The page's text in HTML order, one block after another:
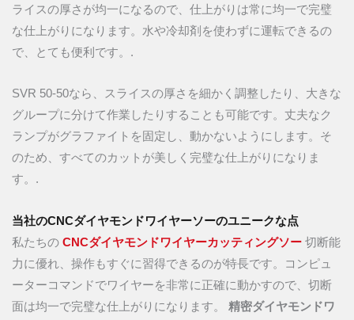
ライスの厚さが均一になるので、仕上がりは常に均一で完璧
な仕上がりになります。水や冷却剤を使わずに運転できるの
で、とても便利です。.
SVR 50-50なら、スライスの厚さを細かく調整したり、大きな
グループに分けて作業したりすることも可能です。丈夫なク
ランプがグラファイトを固定し、動かないようにします。そ
のため、すべてのカットが美しく完璧な仕上がりになりま
す。.
当社のCNCダイヤモンドワイヤーソーのユニークな点
私たちの CNCダイヤモンドワイヤーカッティングソー 切断能
力に優れ、操作もすぐに習得できるのが特長です。コンピュ
ーターコマンドでワイヤーを非常に正確に動かすので、切断
面は均一で完璧な仕上がりになります。 精密ダイヤモンドワ